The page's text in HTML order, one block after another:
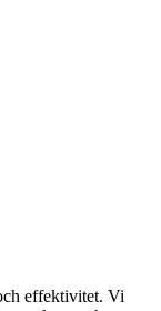
effektivitet. Vi